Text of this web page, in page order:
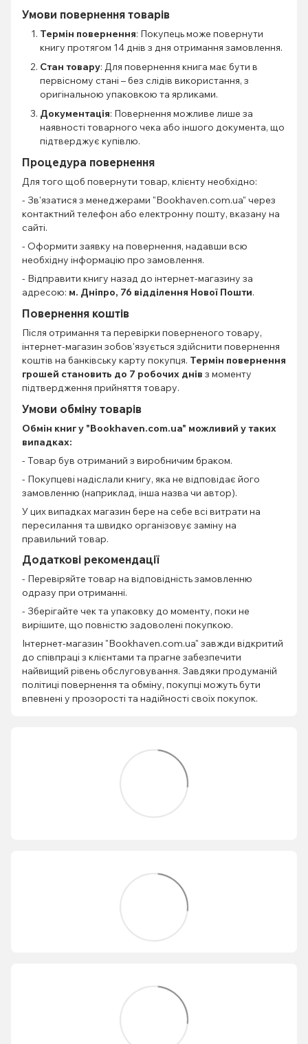
Умови повернення товарів
Термін повернення: Покупець може повернути
книгу протягом 14 днів з дня отримання замовлення.
Стан товару: Для повернення книга має бути в
первісному стані – без слідів використання, з
оригінальною упаковкою та ярликами.
Документація: Повернення можливе лише за
наявності товарного чека або іншого документа, що
підтверджує купівлю.
Процедура повернення
Для того щоб повернути товар, клієнту необхідно:
- Зв'язатися з менеджерами "Bookhaven.com.ua" через
контактний телефон або електронну пошту, вказану на
сайті.
- Оформити заявку на повернення, надавши всю
необхідну інформацію про замовлення.
- Відправити книгу назад до інтернет-магазину за
адресою: м. Дніпро, 76 відділення Нової Пошти.
Повернення коштів
Після отримання та перевірки поверненого товару,
інтернет-магазин зобов'язується здійснити повернення
коштів на банківську карту покупця. Термін повернення
грошей становить до 7 робочих днів з моменту
підтвердження прийняття товару.
Умови обміну товарів
Обмін книгу "Bookhaven.com.ua" можливий у таких
випадках:
- Товар був отриманий з виробничим браком.
- Покупцеві надіслали книгу, яка не відповідає його
замовленню (наприклад, інша назва чи автор).
У цих випадках магазин бере на себе всі витрати на
пересилання та швидко організовує заміну на
правильний товар.
Додаткові рекомендації
- Перевіряйте товар на відповідність замовленню
одразу при отриманні.
- Зберігайте чек та упаковку до моменту, поки не
вирішите, що повністю задоволені покупкою.
Інтернет-магазин "Bookhaven.com.ua" завжди відкритий
до співпраці з клієнтами та прагне забезпечити
найвищий рівень обслуговування. Завдяки продуманій
політиці повернення та обміну, покупці можуть бути
впевнені у прозорості та надійності своїх покупок.